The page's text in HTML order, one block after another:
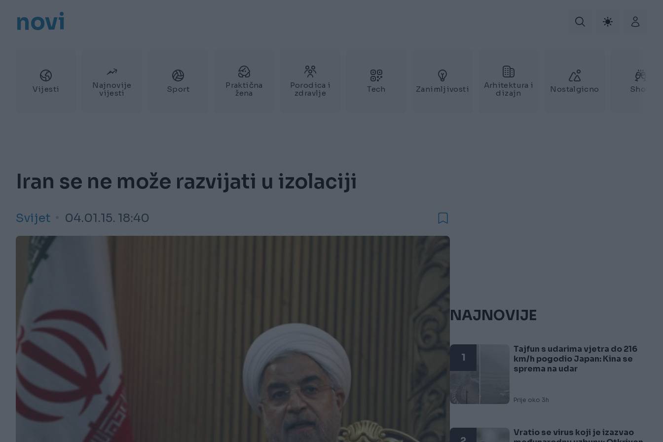
novi
Vijesti
Najnovije
vijesti
Sport
Praktična
žena
Porodica i
zdravlje
Tech Zanimljivosti
Arhitektura i
dizajn
Nostalgicno Show
Iran se ne može razvijati u izolaciji
Svijet 04.01.15. 18:40
NAJNOVIJE
1
Tajfun s udarima vjetra do 216
km/h pogodio Japan: Kina se
sprema na udar
Prije oko 3h
Vratio se virus koji je izazvao